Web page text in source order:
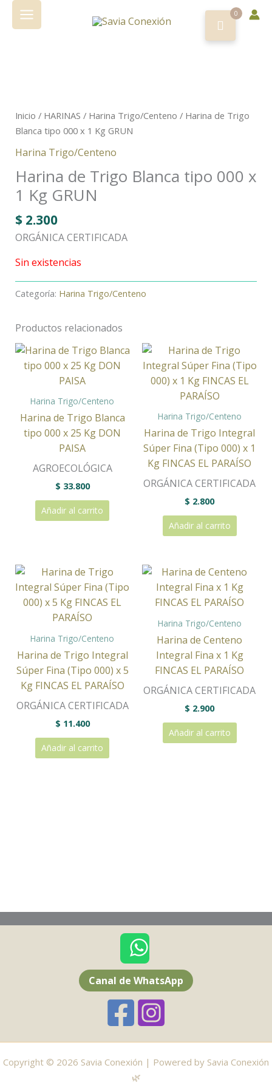
Inicio / HARINAS / Harina Trigo/Centeno / Harina de Trigo
Blanca tipo 000 x 1 Kg GRUN
Harina Trigo/Centeno
Harina de Trigo Blanca tipo 000 x
1 Kg GRUN
$2.300
ORGÁNICA CERTIFICADA
Sin existencias
Categoría: Harina Trigo/Centeno
Productos relacionados
Harina Trigo/Centeno
Harina de Trigo Blanca
tipo 000 x 25 Kg DON
PAISA
AGROECOLÓGICA
$ 33.800
Añadir al carrito
Harina Trigo/Centeno
Harina de Trigo Integral
Súper Fina (Tipo 000) x 1
Kg FINCAS EL PARAÍSO
ORGÁNICA CERTIFICADA
$ 2.800
Añadir al carrito
Harina Trigo/Centeno
Harina de Trigo Integral
Súper Fina (Tipo 000) x 5
Kg FINCAS EL PARAÍSO
ORGÁNICA CERTIFICADA
$ 11.400
Añadir al carrito
Harina Trigo/Centeno
Harina de Centeno
Integral Fina x 1 Kg
FINCAS EL PARAÍSO
ORGÁNICA CERTIFICADA
$ 2.900
Añadir al carrito
Canal de WhatsApp
Copyright © 2026 Savia Conexión | Powered by Savia Conexión
🌿
0